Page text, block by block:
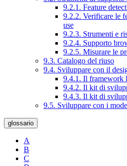
9.2.1. Feature
9.2.2. Verificare le
use
9.2.3. Strumenti e
9.2.4. Supporto
9.2.5. Misurare le
9.3. Catalogo del riuso
9.4. Sviluppare con il
9.4.1. Il framework
9.4.2. Il kit di
9.4.3. Il kit di
9.5. Sviluppare con i
glossario
A
B
C